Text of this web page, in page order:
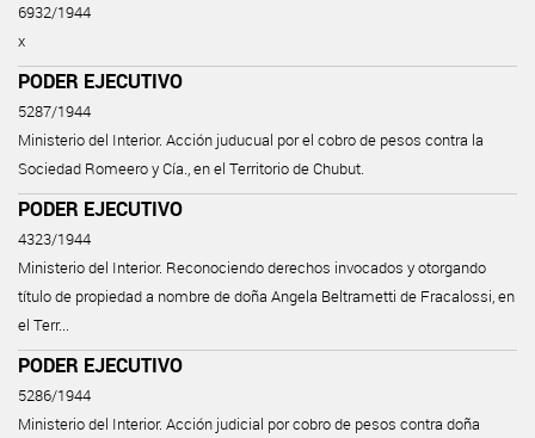
6932/1944
x
PODER EJECUTIVO
5287/1944
Ministerio del Interior. Acción juducual por el cobro de pesos contra la
Sociedad Romeero y Cía., en el Territorio de Chubut.
PODER EJECUTIVO
4323/1944
Ministerio del Interior. Reconociendo derechos invocados y otorgando
título de propiedad a nombre de doña Angela Beltrametti de Fracalossi, en
el Terr...
PODER EJECUTIVO
5286/1944
Ministerio del Interior. Acción judicial por cobro de pesos contra doña